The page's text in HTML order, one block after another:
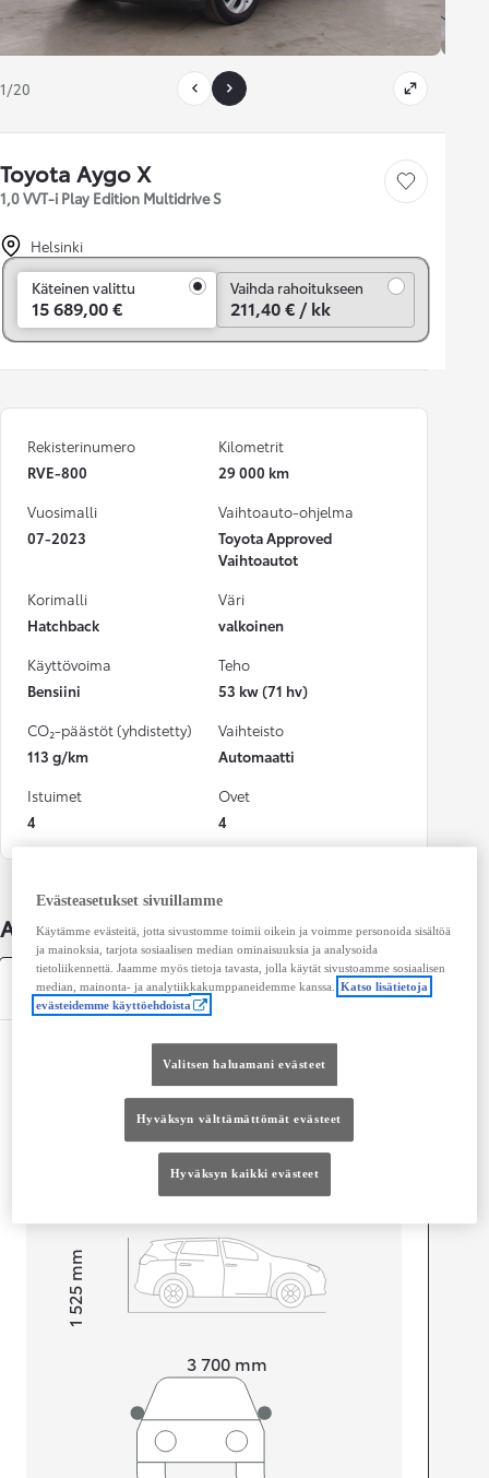
1/20
Toyota Aygo X
1,0 VVT-i Play Edition Multidrive S
Tallenna auto
Helsinki
Käteinen valittu
15 689,00 €
Vaihda rahoitukseen
211,40 € / kk
Rekisterinumero
RVE-800
Kilometrit
29 000 km
Vuosimalli
07-2023
Vaihtoauto-ohjelma
Toyota Approved
Vaihtoautot
Korimalli
Hatchback
Väri
valkoinen
Käyttövoima
Bensiini
Teho
53 kw (71 hv)
CO₂-päästöt (yhdistetty)
113 g/km
Vaihteisto
Automaatti
Istuimet
4
Ovet
4
Auton lisätiedot
Tekniset tiedot
Tavaratilan tilavuus
Pituus
3 700 mm
Korkeus1 525
mm
Evästeasetukset sivuillamme
Käytämme evästeitä, jotta sivustomme toimii oikein ja voimme personoida sisältöä
ja mainoksia, tarjota sosiaalisen median ominaisuuksia ja analysoida
tietoliikennettä. Jaamme myös tietoja tavasta, jolla käytät sivustoamme sosiaalisen
median, mainonta- ja analytiikkakumppaneidemme kanssa.
Katso lisätietoja
evästeidemme käyttöehdoista
Valitsen haluamani evästeet
Hyväksyn välttämättömät evästeet
Hyväksyn kaikki evästeet